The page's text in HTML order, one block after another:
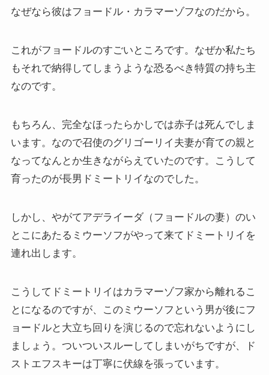
ドストエフスキーとキリスト教
ドストエフスキーゆかりの地を巡る旅
秋に記す夏の印象～パリ・ジョージアの旅
ドストエフスキー、妻と歩んだ運命の旅～狂気と愛
『ローマ旅行記』～劇場都市ローマの魅力とベルニ
独ソ戦・冷戦下の世界
レーニン・スターリン時代のソ連の歴史
なぜなら彼はフョードル・カラマーゾフなのだから。
これがフョードルのすごいところです。なぜか私たち
もそれで納得してしまうような恐るべき特質の持ち主
なのです。
もちろん、完全なほったらかしでは赤子は死んでしま
います。なので召使のグリゴーリイ夫妻が育ての親と
なってなんとか生きながらえていたのです。こうして
育ったのが長男ドミートリイなのでした。
しかし、やがてアデライーダ（フョードルの妻）のい
とこにあたるミウーソフがやって来てドミートリイを
連れ出します。
こうしてドミートリイはカラマーゾフ家から離れるこ
とになるのですが、このミウーソフという男が後にフ
ョードルと大立ち回りを演じるので忘れないようにし
ましょう。ついついスルーしてしまいがちですが、ド
ストエフスキーは丁寧に伏線を張っています。